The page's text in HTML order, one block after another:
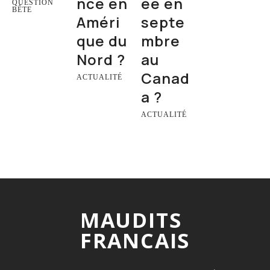
QUESTION
BÊTE
Améri
que du
Nord ?
ACTUALITÉ
septe
mbre
au
Canad
a ?
ACTUALITÉ
MAUDITS
FRANCAIS